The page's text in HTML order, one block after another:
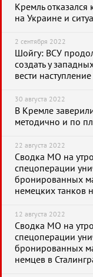
Кремль
на Украине и
2 сентября 2022
Шойгу: ВСУ
создать у
вести наступление
30 августа 2022
В Кремле
методично и по
22 августа 2022
Сводка МО на
спецоперации
бронированных
немецких танков
12 августа 2022
Сводка МО на
спецоперации
бронированных
немцев в